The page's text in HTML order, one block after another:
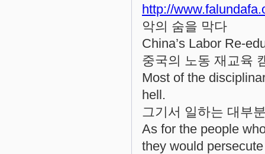
http://
악의 숨을 막다
China’s Labor Re-
중국의 노동 재교육
Most of the
hell.
그기서 일하는 대부
As for the people
they would